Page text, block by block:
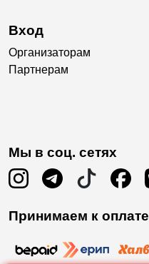
Вход
Организаторам
Партнерам
Мы в соц. сетях
Принимаем к оплате